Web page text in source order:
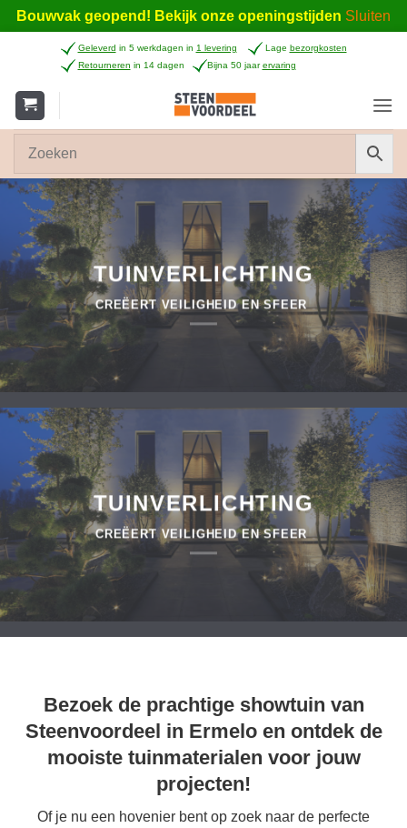
Bouwvak geopend! Bekijk onze openingstijden Sluiten
inhoud
Geleverd in 5 werkdagen in 1 levering Lage bezorgkosten
Retourneren in 14 dagen Bijna 50 jaarervaring
TUINVERLICHTING
CREËERT VEILIGHEID EN SFEER
TUINVERLICHTING
CREËERT VEILIGHEID EN SFEER
Bezoek de prachtige showtuin van
Steenvoordeel in Ermelo en ontdek de
mooiste tuinmaterialen voor jouw
projecten!
Of je nu een hovenier bent op zoek naar de perfecte